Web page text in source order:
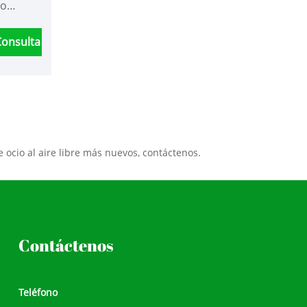
y
al aire libre más nuevos, contáctenos.
Contáctenos
Teléfono